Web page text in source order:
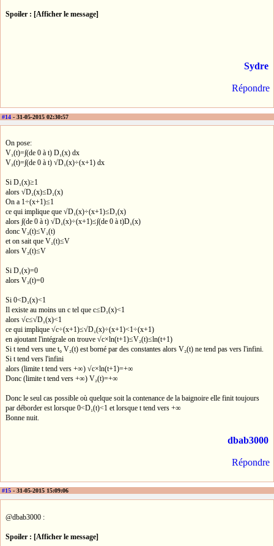
Spoiler : [Afficher le message]
Sydre
Répondre
#14 - 31-05-2015 02:30:57
On pose:
V₁(t)=∫(de 0 à t) D₁(x) dx
V₂(t)=∫(de 0 à t) √D₁(x)÷(x+1) dx
Si D₁(x)≥1
alors √D₁(x)≤D₁(x)
On a 1÷(x+1)≤1
ce qui implique que √D₁(x)÷(x+1)≤D₁(x)
alors ∫(de 0 à t) √D₁(x)÷(x+1)≤∫(de 0 à t)D₁(x)
donc V₂(t)≤V₁(t)
et on sait que V₁(t)≤V
alors V₂(t)≤V
Si D₁(x)=0
alors V₂(t)=0
Si 0<D₁(x)<1
Il existe au moins un c tel que c≤D₁(x)<1
alors √c≤√D₁(x)<1
ce qui implique √c÷(x+1)≤√D₁(x)÷(x+1)<1÷(x+1)
en ajoutant l'intégrale on trouve √c×ln(t+1)≤V₂(t)≤ln(t+1)
Si t tend vers une t₀ V₂(t) est borné par des constantes alors V₂(t) ne tend pas vers l'infini.
Si t tend vers l'infini
alors (limite t tend vers +∞) √c×ln(t+1)=+∞
Donc (limite t tend vers +∞) V₂(t)=+∞
Donc le seul cas possible où quelque soit la contenance de la baignoire elle finit toujours
par déborder est lorsque 0<D₁(t)<1 et lorsque t tend vers +∞
Bonne nuit.
dbab3000
Répondre
#15 - 31-05-2015 15:09:06
@dbab3000 :
Spoiler : [Afficher le message]